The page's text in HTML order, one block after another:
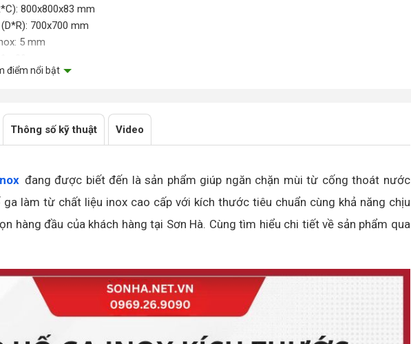
800x800x83 mm
700x700 mm
5 mm
ngăn mùi: C2/93%
điểm nổi bật
Thông số kỹ thuật Video
đang được biết đến là sản phẩm giúp ngăn chặn mùi từ cống thoát nước
ga làm từ chất liệu inox cao cấp với kích thước tiêu chuẩn cùng khả năng chịu
hàng đầu của khách hàng tại Sơn Hà. Cùng tìm hiểu chi tiết về sản phẩm qua